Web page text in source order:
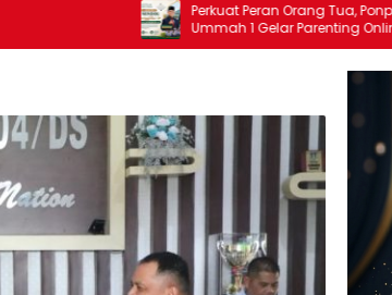
Perkuat Peran Orang Tua, Ponpes Khairul
Ummah 1 Gelar Parenting Online Wali
Santri